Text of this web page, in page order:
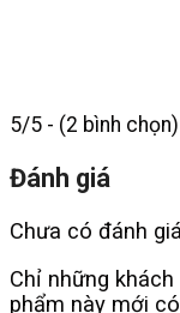
5/5 - (2 bình chọn)
Đánh giá
Chưa có đánh
Chỉ những
phẩm này mới